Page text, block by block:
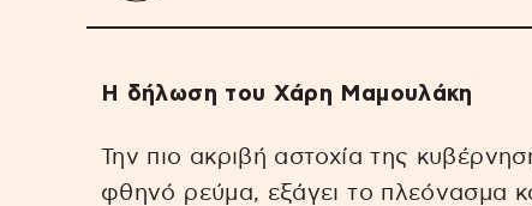
H δήλωση του Χάρη Μαμουλάκη
Την πιο ακριβή αστοχία της
φθηνό ρεύμα, εξάγει το πλεόνασμα